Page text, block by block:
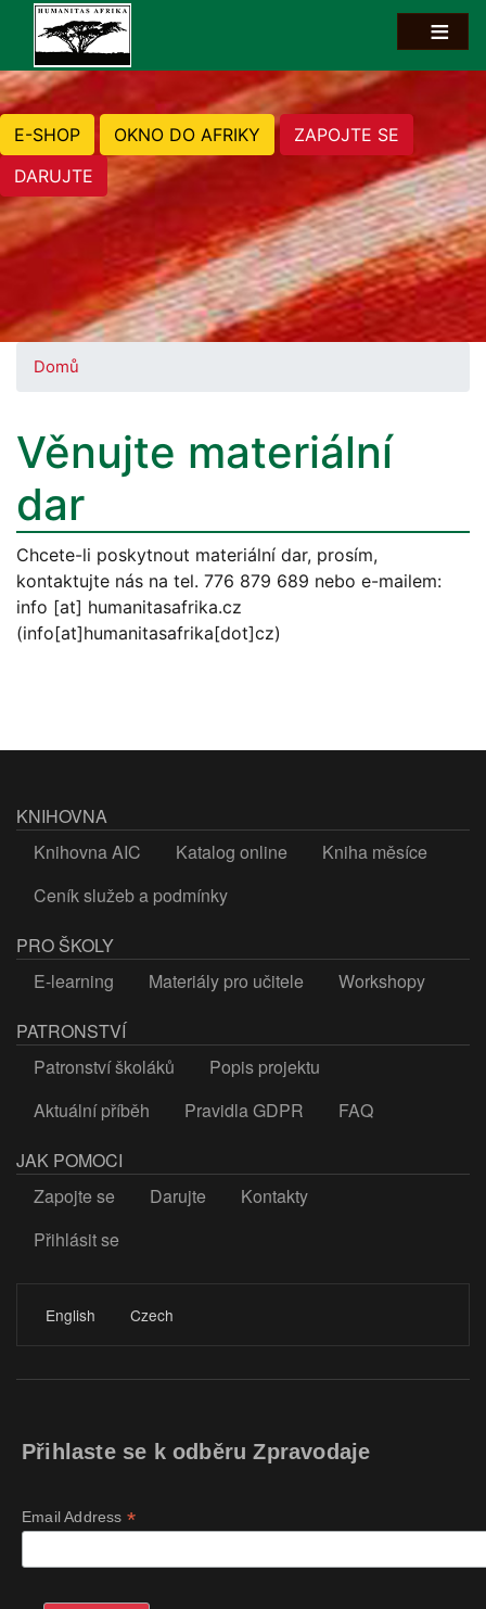
E-SHOP OKNO DO AFRIKY
ZAPOJTE SE
DARUJTE
Domů
Věnujte materiální
dar
Chcete-li poskytnout materiální dar, prosím,
kontaktujte nás na tel. 776 879 689 nebo e-mailem:
info [at] humanitasafrika.cz
(info[at]humanitasafrika[dot]cz)
KNIHOVNA
Knihovna AIC
Katalog online
Kniha měsíce
Ceník služeb a podmínky
PRO ŠKOLY
E-learning
Materiály pro učitele
Workshopy
PATRONSTVÍ
Patronství školáků
Popis projektu
Aktuální příběh
Pravidla GDPR
FAQ
JAK POMOCI
Zapojte se
Darujte
Kontakty
LOGIN
Přihlásit se
English Czech
Přihlaste se k odběru Zpravodaje
Email Address *